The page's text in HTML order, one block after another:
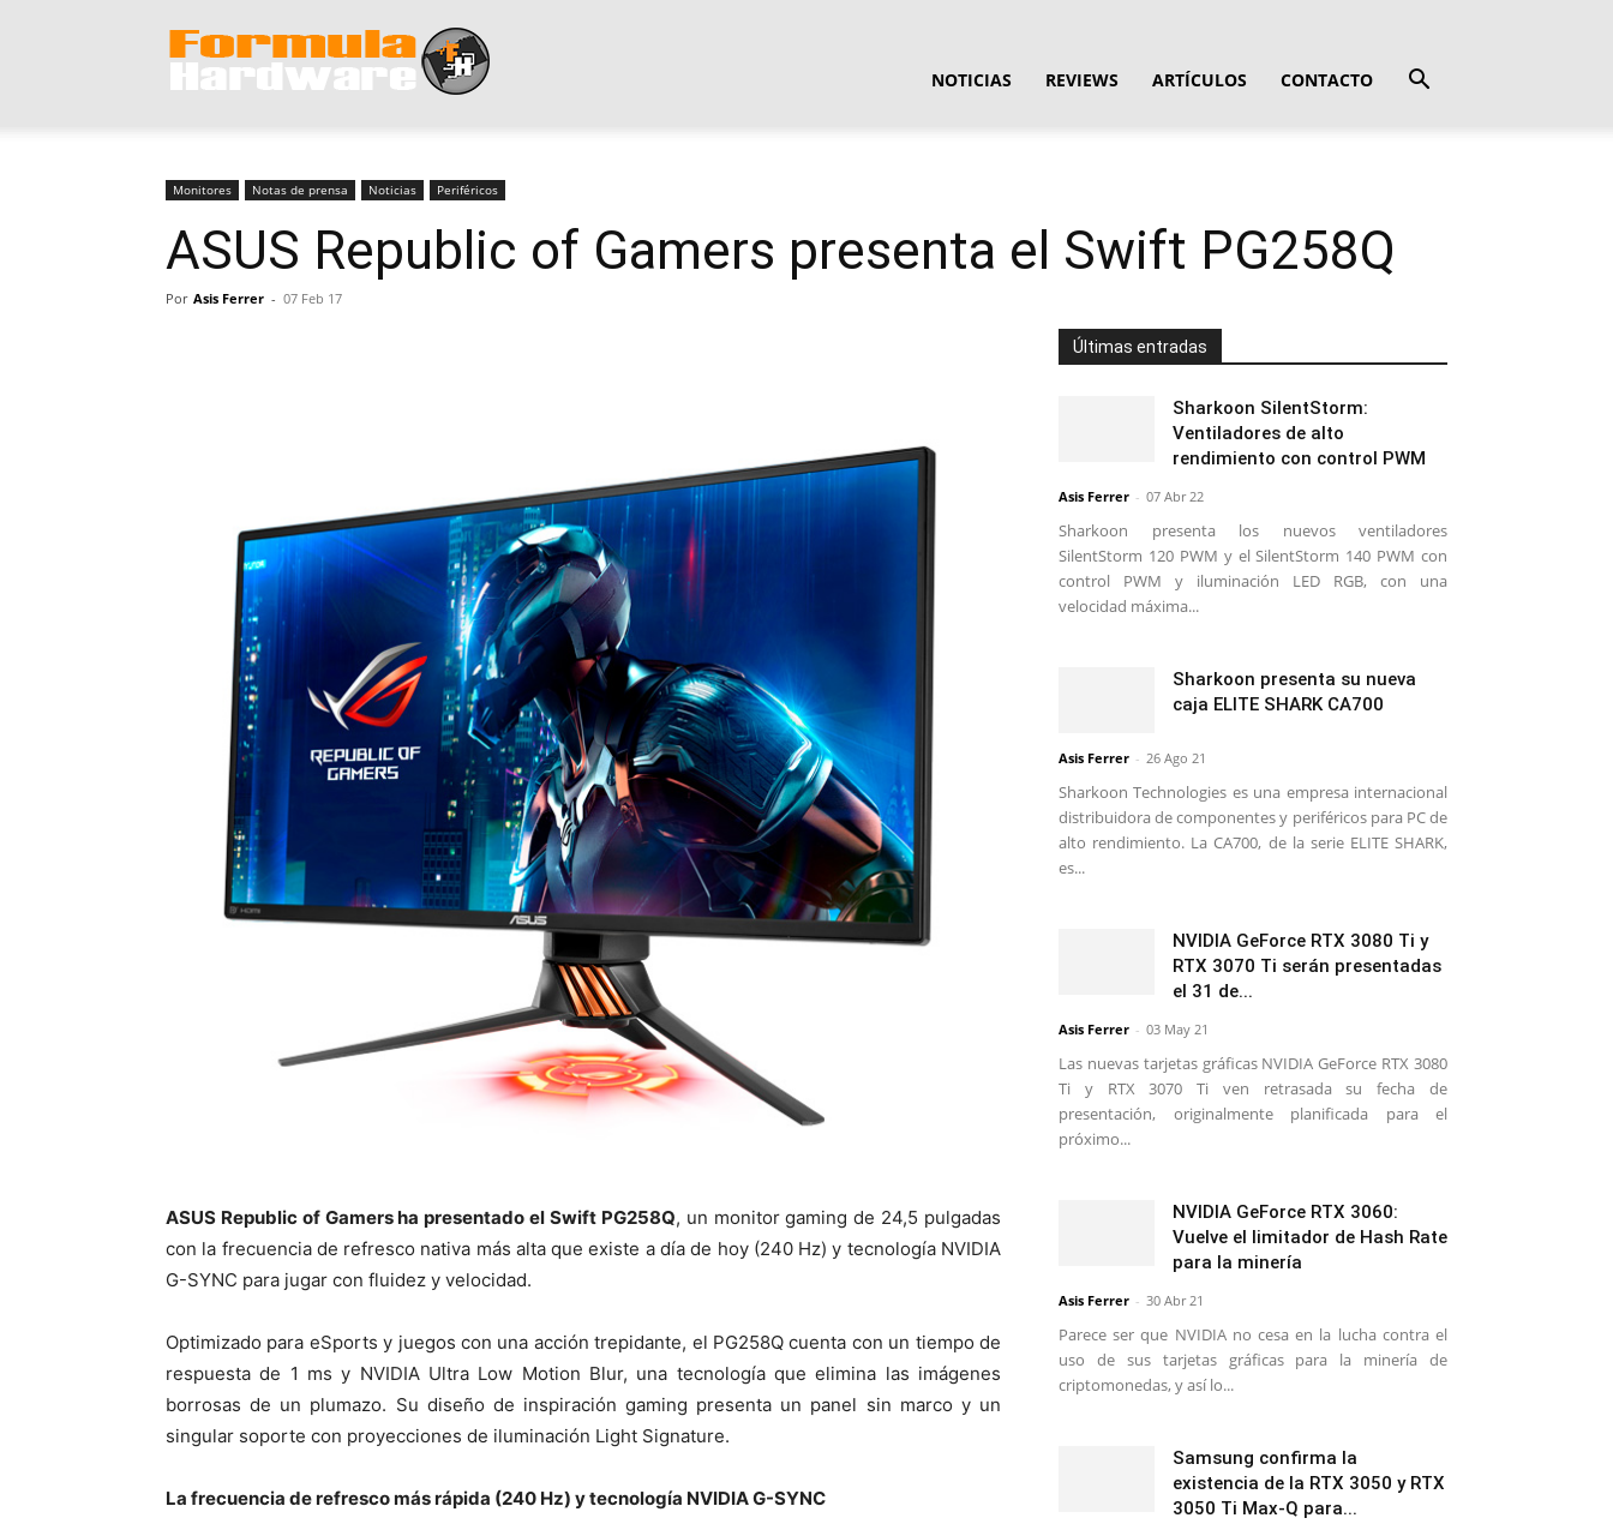
Hardware
NOTICIAS REVIEWS ARTÍCULOS CONTACTO
Monitores Notas de prensa Noticias Periféricos
ASUS Republic of Gamers presenta el Swift PG258Q
Por Asis Ferrer - 07 Feb 17
ASUS Republic of Gamers ha presentado el Swift PG258Q, un monitor gaming de 24,5 pulgadas
con la frecuencia de refresco nativa más alta que existe a día de hoy (240 Hz) y tecnología NVIDIA
G-SYNC para jugar con fluidez y velocidad.
Optimizado para eSports y juegos con una acción trepidante, el PG258Q cuenta con un tiempo de
respuesta de 1 ms y NVIDIA Ultra Low Motion Blur, una tecnología que elimina las imágenes
borrosas de un plumazo. Su diseño de inspiración gaming presenta un panel sin marco y un
singular soporte con proyecciones de iluminación Light Signature.
La frecuencia de refresco más rápida (240 Hz) y tecnología NVIDIA G-SYNC
Últimas entradas
Sharkoon SilentStorm:
Ventiladores de alto
rendimiento con control PWM
Asis Ferrer - 07 Abr 22
Sharkoon presenta los nuevos ventiladores
SilentStorm 120 PWM y el SilentStorm 140 PWM con
control PWM y iluminación LED RGB, con una
velocidad máxima...
Sharkoon presenta su nueva
caja ELITE SHARK CA700
Asis Ferrer - 26 Ago 21
Sharkoon Technologies es una empresa internacional
distribuidora de componentes y periféricos para PC de
alto rendimiento. La CA700, de la serie ELITE SHARK,
es...
NVIDIA GeForce RTX 3080 Ti y
RTX 3070 Ti serán presentadas
el 31 de...
Asis Ferrer - 03 May 21
Las nuevas tarjetas gráficas NVIDIA GeForce RTX 3080
Ti y RTX 3070 Ti ven retrasada su fecha de
presentación, originalmente planificada para el
próximo...
NVIDIA GeForce RTX 3060:
Vuelve el limitador de Hash Rate
para la minería
Asis Ferrer - 30 Abr 21
Parece ser que NVIDIA no cesa en la lucha contra el
uso de sus tarjetas gráficas para la minería de
criptomonedas, y así lo...
Samsung confirma la
existencia de la RTX 3050 y RTX
3050 Ti Max-Q para...